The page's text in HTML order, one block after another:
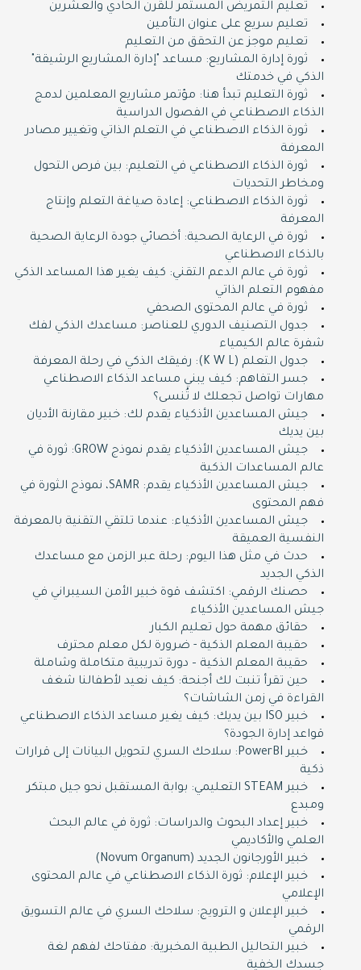
تعليم التمريض المستمر للقرن الحادي والعشرين
تعليم سريع على عنوان التأمين
تعليم موجز عن التحقق من التعليم
ثورة إدارة المشاريع: مساعد "إدارة المشاريع الرشيقة"
الذكي في خدمتك
ثورة التعليم تبدأ هنا: مؤتمر مشاريع المعلمين لدمج
الذكاء الاصطناعي في الفصول الدراسية
ثورة الذكاء الاصطناعي في التعلم الذاتي وتغيير مصادر
المعرفة
ثورة الذكاء الاصطناعي في التعليم: بين فرص التحول
ومخاطر التحديات
ثورة الذكاء الاصطناعي: إعادة صياغة التعلم وإنتاج
المعرفة
ثورة في الرعاية الصحية: أخصائي جودة الرعاية الصحية
بالذكاء الاصطناعي
ثورة في عالم الدعم التقني: كيف يغير هذا المساعد الذكي
مفهوم التعلم الذاتي
ثورة في عالم المحتوى الصحفي
جدول التصنيف الدوري للعناصر: مساعدك الذكي لفك
شفرة عالم الكيمياء
جدول التعلم (K W L): رفيقك الذكي في رحلة المعرفة
جسر التفاهم: كيف يبني مساعد الذكاء الاصطناعي
مهارات تواصل تجعلك لا تُنسى؟
جيش المساعدين الأذكياء يقدم لك: خبير مقارنة الأديان
بين يديك
جيش المساعدين الأذكياء يقدم نموذج GROW: ثورة في
عالم المساعدات الذكية
جيش المساعدين الأذكياء يقدم: SAMR، نموذج الثورة في
فهم المحتوى
جيش المساعدين الأذكياء: عندما تلتقي التقنية بالمعرفة
النفسية العميقة
حدث في مثل هذا اليوم: رحلة عبر الزمن مع مساعدك
الذكي الجديد
حصنك الرقمي: اكتشف قوة خبير الأمن السيبراني في
جيش المساعدين الأذكياء
حقائق مهمة حول تعليم الكبار
حقيبة المعلم الذكية - ضرورة لكل معلم محترف
حقيبة المعلم الذكية – دورة تدريبية متكاملة وشاملة
حين تقرأ تنبت لك أجنحة: كيف نعيد لأطفالنا شغف
القراءة في زمن الشاشات؟
خبير ISO بين يديك: كيف يغير مساعد الذكاء الاصطناعي
قواعد إدارة الجودة؟
خبير PowerBI: سلاحك السري لتحويل البيانات إلى قرارات
ذكية
خبير STEAM التعليمي: بوابة المستقبل نحو جيل مبتكر
ومبدع
خبير إعداد البحوث والدراسات: ثورة في عالم البحث
العلمي والأكاديمي
خبير الأورجانون الجديد (Novum Organum)
خبير الإعلام: ثورة الذكاء الاصطناعي في عالم المحتوى
الإعلامي
خبير الإعلان و الترويج: سلاحك السري في عالم التسويق
الرقمي
خبير التحاليل الطبية المخبرية: مفتاحك لفهم لغة
جسدك الخفية